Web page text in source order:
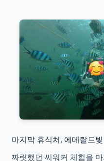
마지막 휴식처, 에메랄드
짜릿했던 씨워커 체험을